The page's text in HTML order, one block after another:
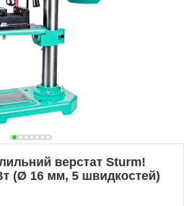
верстат Sturm!
(Ø 16 мм, 5 швидкостей)